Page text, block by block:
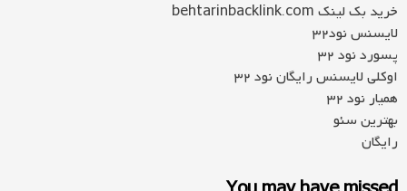
خرید بک لینک behtarinbacklink.com
لایسنس نود32
پسورد نود 32
اوکلی لایسنس رایگان نود 32
همیار نود 32
بهترین سئو
رایگان